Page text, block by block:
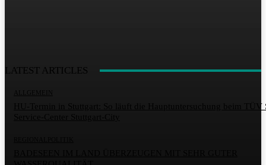
LATEST ARTICLES
ALLGEMEIN
HU-Termin in Stuttgart: So läuft die Hauptuntersuchung beim TÜV